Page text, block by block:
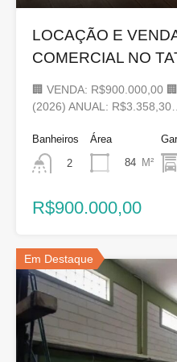
LOCAÇÃO E
COMERCIAL NO
🏢 VENDA: R$900.000,00
(2026) ANUAL:
Banheiros
2
Área
84 M²
R$900.000,00
Em Destaque